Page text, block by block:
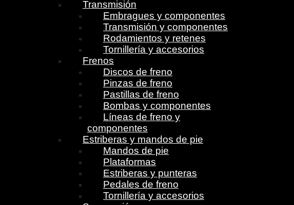
Transmisión
Embragues y componentes
Transmisión y componentes
Rodamientos y retenes
Tornillería y accesorios
Frenos
Discos de freno
Pinzas de freno
Pastillas de freno
Bombas y componentes
Líneas de freno y
componentes
Estriberas y mandos de pie
Mandos de pie
Plataformas
Estriberas y punteras
Pedales de freno
Tornillería y accesorios